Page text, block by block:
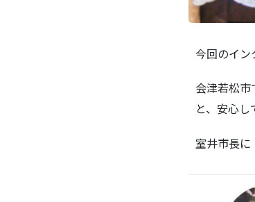
今回のイン
会津若松
と、安心
室井市長に